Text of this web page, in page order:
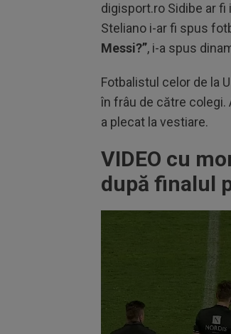
digisport.ro Sidibe ar fi
Steliano i-ar fi spus
Messi?”, i-a spus
Fotbalistul celor de la
în frâu de către colegi.
a plecat la vestiare.
VIDEO cu
după finalul